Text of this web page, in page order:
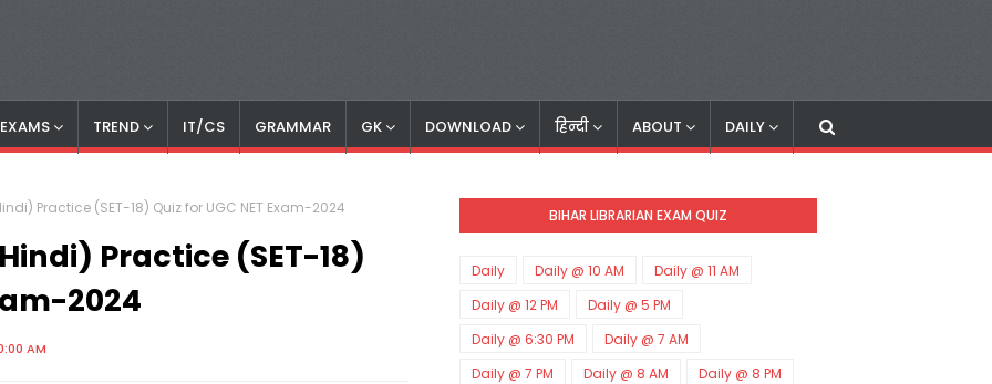
TREND IT/CS GRAMMAR GK DOWNLOAD हिन्दी ABOUT DAILY
Practice (SET-18) Quiz for UGC NET Exam-2024
Practice (SET-18)
2024
AM
BIHAR LIBRARIAN EXAM QUIZ
Daily Daily @ 10 AM
Daily @ 11 AM
Daily @ 12 PM
Daily @ 5 PM
Daily @ 6:30 PM
Daily @ 7 AM
Daily @ 7 PM
Daily @ 8 AM
Daily @ 8 PM